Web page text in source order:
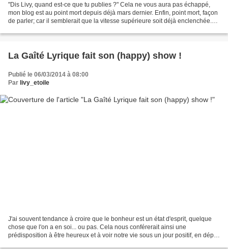
"Dis Livy, quand est-ce que tu publies ?" Cela ne vous aura pas échappé,
mon blog est au point mort depuis déjà mars dernier. Enfin, point mort, façon
de parler; car il semblerait que la vitesse supérieure soit déjà enclenchée.
La Gaîté Lyrique fait son (happy) show !
Publié le 06/03/2014 à 08:00
Par livy_etoile
J'ai souvent tendance à croire que le bonheur est un état d'esprit, quelque
chose que l'on a en soi... ou pas. Cela nous conférerait ainsi une
prédisposition à être heureux et à voir notre vie sous un jour positif, en dépit